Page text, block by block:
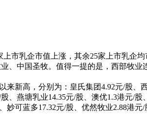
市乳企市值上涨，其余25家上市乳企
中国圣牧。值得一提的是，西部牧业
新高，分别为：皇氏集团4.92元/股
、燕塘乳业14.35元/股、澳优1.3港元/
可蓝多17.32元/股、优然牧业2.88港元/